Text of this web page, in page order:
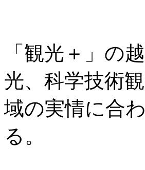
「観光＋」の
光、科学技術
域の実情に合
る。